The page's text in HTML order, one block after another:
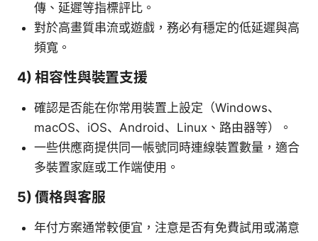
傳、延遲等指標評比。
對於高畫質串流或遊戲，務必有穩定的低延遲與高
頻寬。
4) 相容性與裝置支援
確認是否能在你常用裝置上設定（Windows、
macOS、iOS、Android、Linux、路由器等）。
一些供應商提供同一帳號同時連線裝置數量，適合
多裝置家庭或工作端使用。
5) 價格與客服
年付方案通常較便宜，注意是否有免費試用或滿意